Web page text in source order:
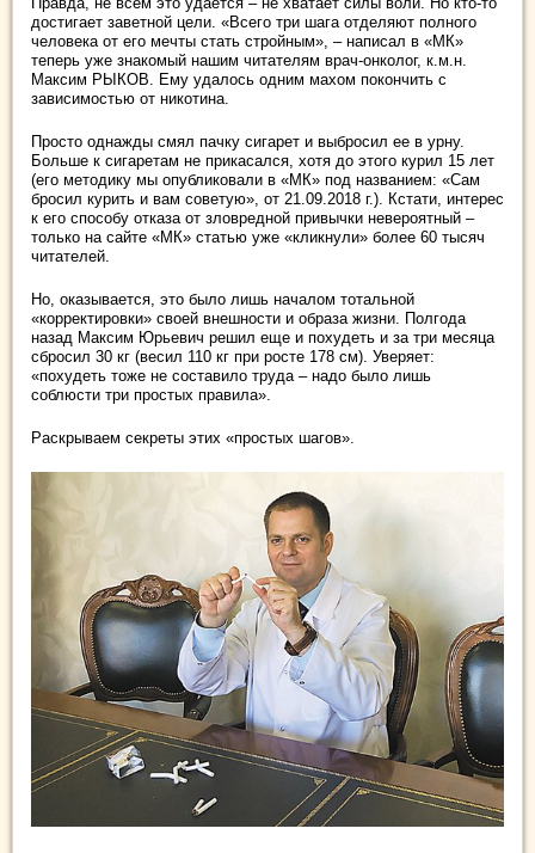
достигает заветной цели. «Всего три шага отделяют полного
человека от его мечты стать стройным», – написал в «МК»
теперь уже знакомый нашим читателям врач-онколог, к.м.н.
Максим РЫКОВ. Ему удалось одним махом покончить с
зависимостью от никотина.
Просто однажды смял пачку сигарет и выбросил ее в урну.
Больше к сигаретам не прикасался, хотя до этого курил 15 лет
(его методику мы опубликовали в «МК» под названием: «Сам
бросил курить и вам советую», от 21.09.2018 г.). Кстати, интерес
к его способу отказа от зловредной привычки невероятный –
только на сайте «МК» статью уже «кликнули» более 60 тысяч
читателей.
Но, оказывается, это было лишь началом тотальной
«корректировки» своей внешности и образа жизни. Полгода
назад Максим Юрьевич решил еще и похудеть и за три месяца
сбросил 30 кг (весил 110 кг при росте 178 см). Уверяет:
«похудеть тоже не составило труда – надо было лишь
соблюсти три простых правила».
Раскрываем секреты этих «простых шагов».